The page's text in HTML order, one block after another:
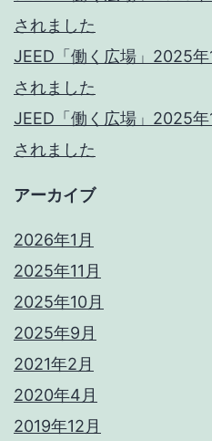
されました
JEED「働く広場」2025
されました
JEED「働く広場」2025
されました
アーカイブ
2026年1月
2025年11月
2025年10月
2025年9月
2021年2月
2020年4月
2019年12月